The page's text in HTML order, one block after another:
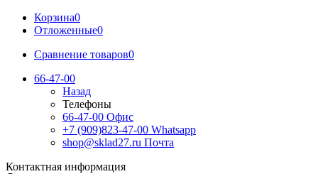
Корзина0
Отложенные0
Сравнение товаров0
66-47-00
Назад
Телефоны
66-47-00 Офис
+7 (909)823-47-00 Whatsapp
shop@sklad27.ru Почта
Контактная информация